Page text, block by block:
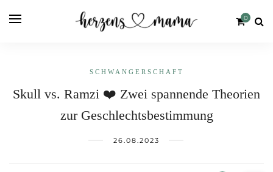
0
SCHWANGERSCHAFT
Skull vs. Ramzi ❤️ Zwei spannende Theorien
zur Geschlechtsbestimmung
26.08.2023